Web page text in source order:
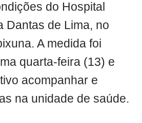
do Hospital
Dantas de Lima, no
A medida foi
quarta-feira (13) e
acompanhar e
na unidade de saúde.